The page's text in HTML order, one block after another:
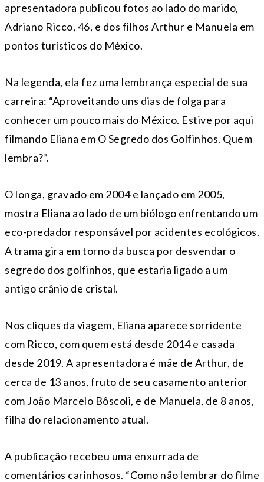
apresentadora publicou fotos ao lado do marido,
Adriano Ricco, 46, e dos filhos Arthur e Manuela em
pontos turísticos do México.
Na legenda, ela fez uma lembrança especial de sua
carreira: “Aproveitando uns dias de folga para
conhecer um pouco mais do México. Estive por aqui
filmando Eliana em O Segredo dos Golfinhos. Quem
lembra?”.
O longa, gravado em 2004 e lançado em 2005,
mostra Eliana ao lado de um biólogo enfrentando um
eco-predador responsável por acidentes ecológicos.
A trama gira em torno da busca por desvendar o
segredo dos golfinhos, que estaria ligado a um
antigo crânio de cristal.
Nos cliques da viagem, Eliana aparece sorridente
com Ricco, com quem está desde 2014 e casada
desde 2019. A apresentadora é mãe de Arthur, de
cerca de 13 anos, fruto de seu casamento anterior
com João Marcelo Bôscoli, e de Manuela, de 8 anos,
filha do relacionamento atual.
A publicação recebeu uma enxurrada de
comentários carinhosos. “Como não lembrar do filme